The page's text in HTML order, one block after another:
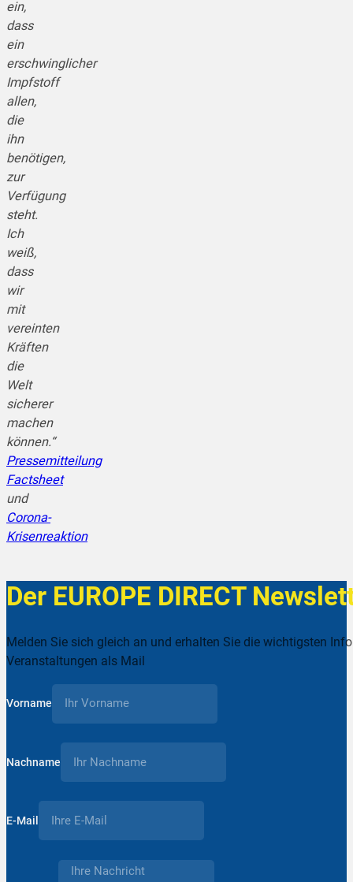
ein,
dass
ein
erschwinglicher
Impfstoff
allen,
die
ihn
benötigen,
zur
Verfügung
steht.
Ich
weiß,
dass
wir
mit
vereinten
Kräften
die
Welt
sicherer
machen
können.“
Pressemitteilung
Factsheet
und
Corona-
Krisenreaktion
Der EUROPE DIRECT
Melden Sie sich gleich an und erhalten Sie die wichtigsten
Veranstaltungen als Mail
Vorname
Nachname
E-Mail